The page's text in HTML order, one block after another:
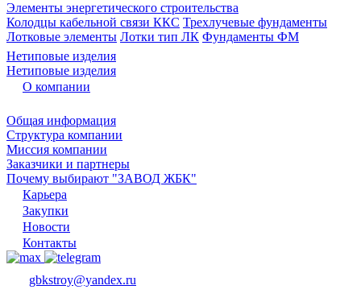
Элементы энергетического строительства
Колодцы кабельной связи ККС Трехлучевые фундаменты
Лотковые элементы Лотки тип ЛК Фундаменты ФМ
Нетиповые изделия
Нетиповые изделия
О компании
Общая информация
Структура компании
Миссия компании
Заказчики и партнеры
Почему выбирают "ЗАВОД ЖБК"
Карьера
Закупки
Новости
Контакты
gbkstroy@yandex.ru